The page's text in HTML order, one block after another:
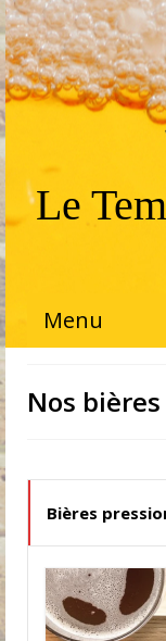
Le
Menu
Whiskys
Nos
Bières